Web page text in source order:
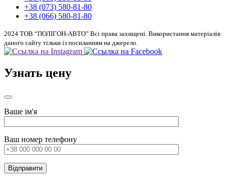
+38 (073) 580-81-80
+38 (066) 580-81-80
2024 ТОВ “ПОЛІГОН-АВТО” Всі права захищені. Використання матеріалів
даного сайту тільки із посиланням на джерело.
Узнать цену
Ваше ім'я
Ваш номер телефону